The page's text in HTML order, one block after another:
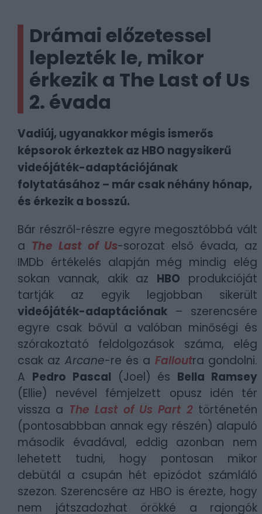
Drámai előzetessel
leplezték le, mikor
érkezik a The Last of Us
2. évada
Vadiúj, ugyanakkor mégis ismerős
képsorok érkeztek az HBO nagysikerű
videójáték-adaptációjának
folytatásához – már csak néhány hónap,
és érkezik a bosszú.
Bár részről-részre egyre megosztóbbá vált
a The Last of Us-sorozat első évada, az
IMDb értékelés alapján még mindig elég
sokan vannak, akik az HBO produkcióját
tartják az egyik legjobban sikerült
videójáték-adaptációnak – szerencsére
egyre csak bővül a valóban minőségi és
szórakoztató feldolgozások száma, elég
csak az Arcane-re és a Falloutra gondolni.
A Pedro Pascal (Joel) és Bella Ramsey
(Ellie) nevével fémjelzett opusz idén tér
vissza a The Last of Us Part 2történetén
(pontosabbban annak egy részén) alapuló
második évadával, eddig azonban nem
lehetett tudni, hogy pontosan mikor
debütál a csupán hét epizódot számláló
szezon. Szerencsére az HBO is érezte, hogy
nem játszadozhat örökké a rajongók